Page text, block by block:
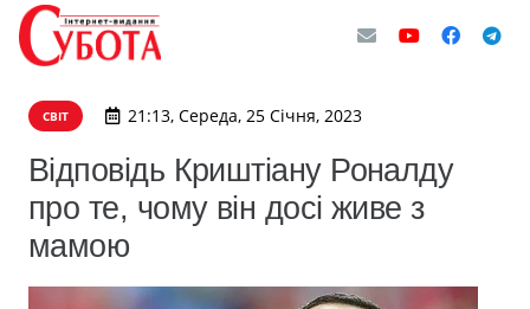
СВІТ 21:13, Середа, 25 Січня, 2023
Відповідь Криштіану Роналду
про те, чому він досі живе з
мамою